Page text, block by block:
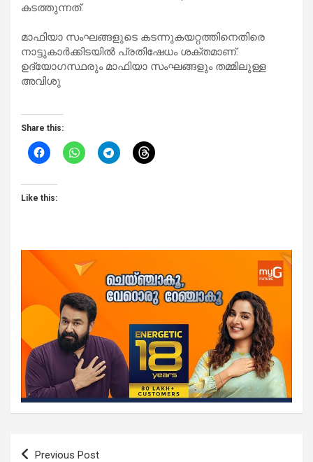
കടത്തുന്നത്.
മാഫിയാ സംഘങ്ങളുടെ കടന്നുകയറ്റത്തിനെതിരെ
നാട്ടുകാർക്കിടയിൽ പ്രതിഷേധം ശക്തമാണ്.
ഉദ്യോഗസ്ഥരും മാഫിയാ സംഘങ്ങളും തമ്മിലുള്ള
അവിശു
Share this:
Like this:
Post
Previous Post